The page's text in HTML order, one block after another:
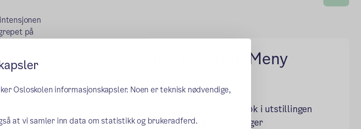
Osloskolen informasjonskapsler. Noen er teknisk nødvendige,
at vi samler inn data om statistikk og brukeradferd.
på
For læreren: Meny
Pedagogisk plattform
Forberedelser før besøk i utstillingen
Ressurser til omvisninger